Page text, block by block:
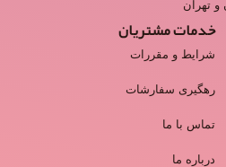
تهران
خدمات مشتریان
شرایط و مقررات
رهگیری سفارشات
تماس با ما
درباره ما